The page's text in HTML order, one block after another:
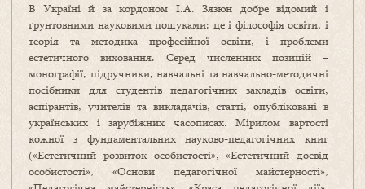
В Україні й за кордоном І.А. Зязюн добре відомий і
ґрунтовними науковими пошуками: це і філософія освіти, і
теорія та методика професійної освіти, і проблеми
естетичного виховання. Серед численних позицій –
монографії, підручники, навчальні та навчально-методичні
посібники для студентів педагогічних закладів освіти,
аспірантів, учителів та викладачів, статті, опубліковані в
українських і зарубіжних часописах. Мірилом вартості
кожної з фундаментальних науково-педагогічних книг
(«Естетичний розвиток особистості», «Естетичний досвід
особистості», «Основи педагогічної майстерності»,